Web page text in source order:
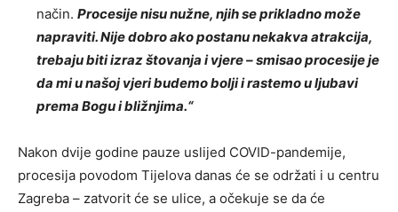
način. Procesije nisu nužne, njih se prikladno može
napraviti. Nije dobro ako postanu nekakva atrakcija,
trebaju biti izraz štovanja i vjere – smisao procesije je
da mi u našoj vjeri budemo bolji i rastemo u ljubavi
prema Bogu i bližnjima.“
Nakon dvije godine pauze uslijed COVID-pandemije,
procesija povodom Tijelova danas će se održati i u centru
Zagreba – zatvorit će se ulice, a očekuje se da će